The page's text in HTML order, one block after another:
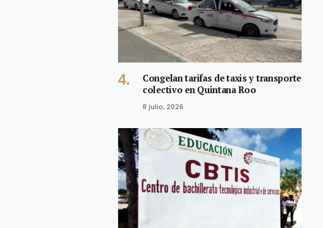
Congelan tarifas de taxis y transporte
colectivo en Quintana Roo
8 julio, 2026